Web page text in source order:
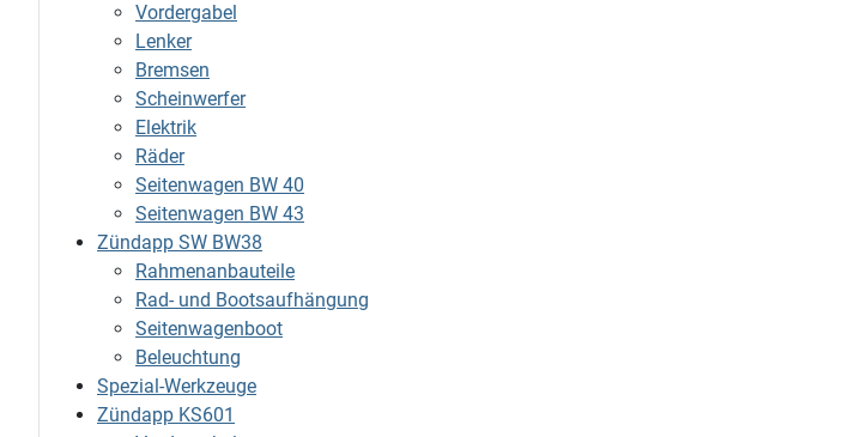
Vordergabel
Lenker
Bremsen
Scheinwerfer
Elektrik
Räder
Seitenwagen BW 40
Seitenwagen BW 43
Zündapp SW BW38
Rahmenanbauteile
Rad- und Bootsaufhängung
Seitenwagenboot
Beleuchtung
Spezial-Werkzeuge
Zündapp KS601